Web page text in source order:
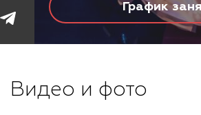
График
Видео и фото